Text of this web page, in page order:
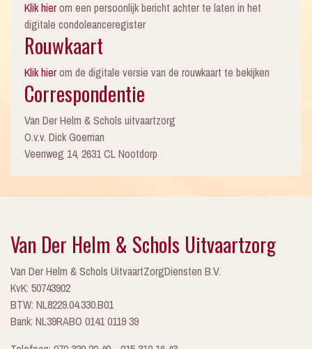
Klik hierom een persoonlijk bericht achter te laten in het
digitale condoleanceregister
Rouwkaart
Klik hierom de digitale versie van de rouwkaart te bekijken
Correspondentie
Van Der Helm & Schols uitvaartzorg
O.v.v. Dick Goeman
Veenweg 14, 2631 CL Nootdorp
Van Der Helm & Schols Uitvaartzorg
Van Der Helm & Schols UitvaartZorgDiensten B.V.
KvK: 50743902
BTW: NL8229.04.330.B01
Bank: NL39RABO 0141 0119 39